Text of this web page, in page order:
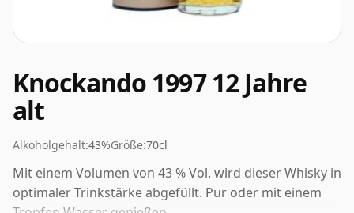
Knockando 1997 12 Jahre
alt
Alkoholgehalt:43%Größe:70cl
Mit einem Volumen von 43 % Vol. wird dieser Whisky in
optimaler Trinkstärke abgefüllt. Pur oder mit einem